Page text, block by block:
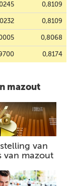
0,8109
0,8109
0,8068
0,8174
mazout
van
van mazout